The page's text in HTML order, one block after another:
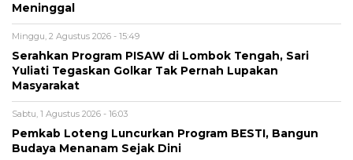
Meninggal
Minggu, 2 Agustus 2026 - 15:49
Serahkan Program PISAW di Lombok Tengah, Sari
Yuliati Tegaskan Golkar Tak Pernah Lupakan
Masyarakat
Sabtu, 1 Agustus 2026 - 16:03
Pemkab Loteng Luncurkan Program BESTI, Bangun
Budaya Menanam Sejak Dini